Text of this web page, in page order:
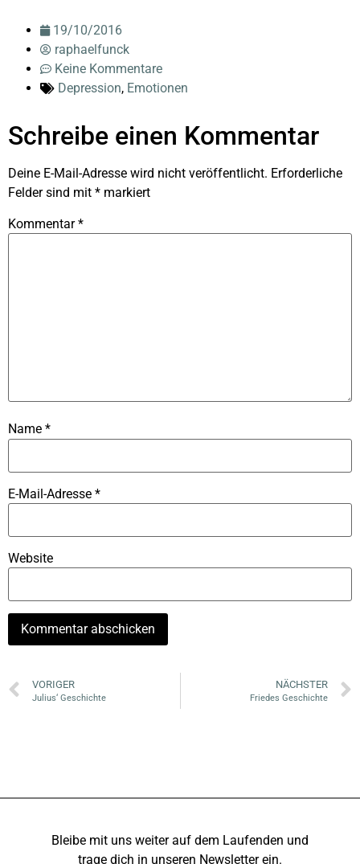
19/10/2016
raphaelfunck
Keine Kommentare
Depression, Emotionen
Schreibe einen Kommentar
Deine E-Mail-Adresse wird nicht veröffentlicht. Erforderliche
Felder sind mit * markiert
Kommentar*
Name *
E-Mail-Adresse *
Website
VORIGER
Julius‘ Geschichte
NÄCHSTER
Friedes Geschichte
Bleibe mit uns weiter auf dem Laufenden und
trage dich in unseren Newsletter ein.